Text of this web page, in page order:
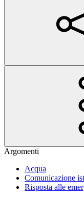
Argomenti
Acqua
Comunicazione
Risposta alle